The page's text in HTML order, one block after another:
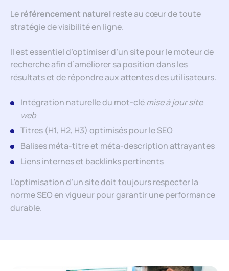
Leréférencement naturel reste au cœur de toute
stratégie de visibilité en ligne.
Il est essentiel d’optimiser d’un site pour le moteur de
recherche afin d’améliorer sa position dans les
résultats et de répondre aux attentes des utilisateurs.
Intégration naturelle du mot-clémise à jour site
web
Titres (H1, H2, H3) optimisés pour le SEO
Balises méta-titre et méta-description attrayantes
Liens internes et backlinks pertinents
L’optimisation d’un site doit toujours respecter la
norme SEO en vigueur pour garantir une performance
durable.